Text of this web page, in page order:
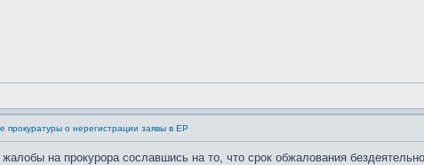
о нерегистрации заявы в ЕР
на прокурора сославшись на то, что срок обжалования